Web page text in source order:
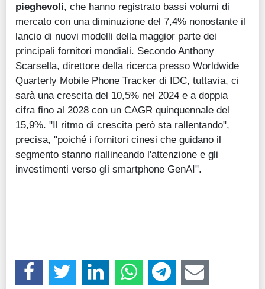
pieghevoli, che hanno registrato bassi volumi di
mercato con una diminuzione del 7,4% nonostante il
lancio di nuovi modelli della maggior parte dei
principali fornitori mondiali. Secondo Anthony
Scarsella, direttore della ricerca presso Worldwide
Quarterly Mobile Phone Tracker di IDC, tuttavia, ci
sarà una crescita del 10,5% nel 2024 e a doppia
cifra fino al 2028 con un CAGR quinquennale del
15,9%. "Il ritmo di crescita però sta rallentando",
precisa, "poiché i fornitori cinesi che guidano il
segmento stanno riallineando l'attenzione e gli
investimenti verso gli smartphone GenAI".